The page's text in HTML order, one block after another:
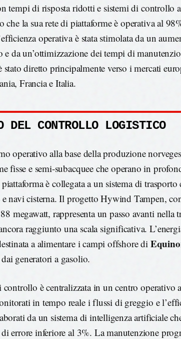
tempi di risposta ridotti e sistemi di controllo
che la sua rete di piattaforme è operativa al
operativa è stata stimolata da un
e da un’ottimizzazione dei tempi di
diretto principalmente verso i mercati
Francia e Italia.
DEL CONTROLLO LOGISTICO
operativo alla base della produzione
fisse e semi-subacquee che operano in
è collegata a un sistema di
e navi cisterna. Il progetto Hywind Tampen,
megawatt, rappresenta un passo avanti nella
raggiunto una scala significativa.
a alimentare i campi offshore di
generatori a gasolio.
controllo è centralizzata in un centro operativo
in tempo reale i flussi di greggio e
da un sistema di intelligenza artificiale
errore inferiore al 3%. La manutenzione